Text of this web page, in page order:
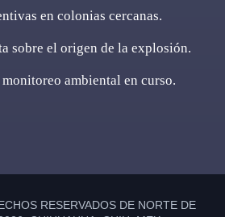
en colonias cercanas.
sobre el origen de la explosión.
ambiental en curso.
RESERVADOS DE NORTE DE